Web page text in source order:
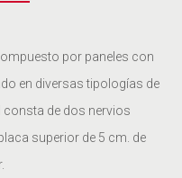
por paneles con
en diversas tipologías de
de dos nervios
superior de 5 cm. de